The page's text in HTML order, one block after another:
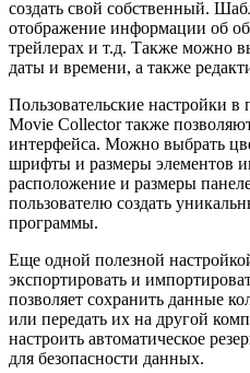
создать свой собственный.
отображение информации об
трейлерах и т.д. Также можно
даты и времени, а также
Пользовательские настройки
Movie Collector также
интерфейса. Можно выбрать
шрифты и размеры элементов
расположение и размеры
пользователю создать
программы.
Еще одной полезной
экспортировать и
позволяет сохранить данные
или передать их на другой
настроить автоматическое
для безопасности данных.